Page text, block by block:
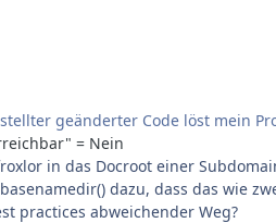
geänderter Code löst mein
= Nein
in das Docroot einer
dazu, dass das wie
practices abweichender Weg?